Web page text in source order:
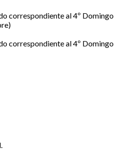
correspondiente al 4º Domingo
correspondiente al 4º Domingo